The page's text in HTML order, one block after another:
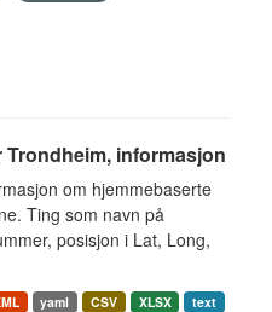
informasjon
om hjemmebaserte
Ting som navn på
posisjon i Lat, Long,
yaml CSV XLSX text